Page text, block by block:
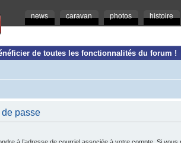
news caravan photos histoire
de toutes les fonctionnalités du forum !
passe